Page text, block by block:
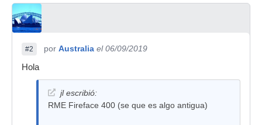
#2 por Australia el 06/09/2019
Hola
jl escribió:
RME Fireface 400 (se que es algo antigua)